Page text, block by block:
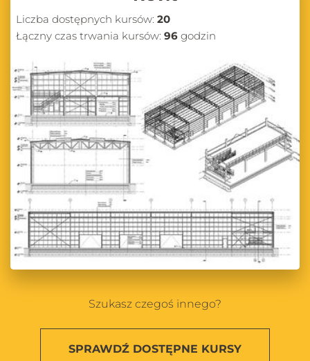
Liczba dostępnych kursów: 20
Łączny czas trwania kursów: 96 godzin
Szukasz czegoś innego?
SPRAWDŹ DOSTĘPNE KURSY